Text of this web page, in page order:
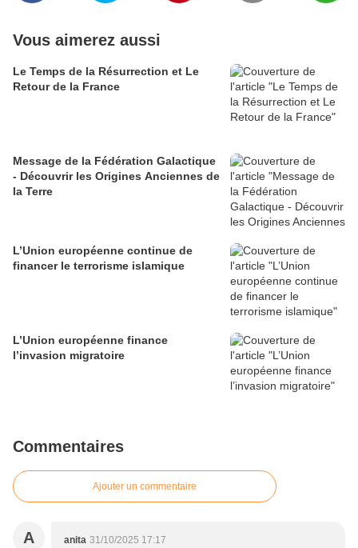
Vous aimerez aussi
Le Temps de la Résurrection et Le
Retour de la France
Message de la Fédération Galactique
- Découvrir les Origines Anciennes de
la Terre
L’Union européenne continue de
financer le terrorisme islamique
L’Union européenne finance
l’invasion migratoire
Commentaires
Ajouter un commentaire
A anita 31/10/2025 17:17